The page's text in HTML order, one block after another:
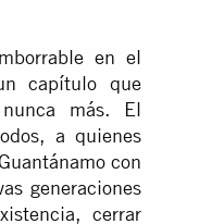
en el
capítulo que
más. El
a quienes
con
generaciones
cerrar